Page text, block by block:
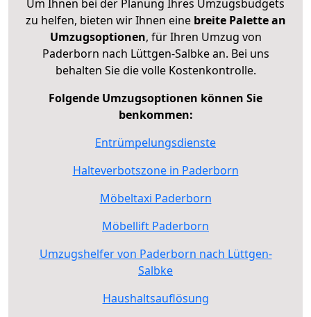
Um Ihnen bei der Planung Ihres Umzugsbudgets
zu helfen, bieten wir Ihnen eine breite Palette an
Umzugsoptionen, für Ihren Umzug von
Paderborn nach Lüttgen-Salbke an. Bei uns
behalten Sie die volle Kostenkontrolle.
Folgende Umzugsoptionen können Sie
benkommen:
Entrümpelungsdienste
Halteverbotszone in Paderborn
Möbeltaxi Paderborn
Möbellift Paderborn
Umzugshelfer von Paderborn nach Lüttgen-
Salbke
Haushaltsauflösung